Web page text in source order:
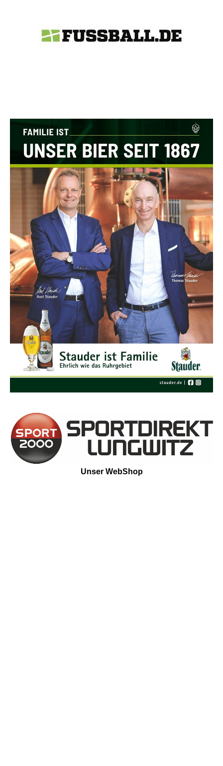
Unser WebShop